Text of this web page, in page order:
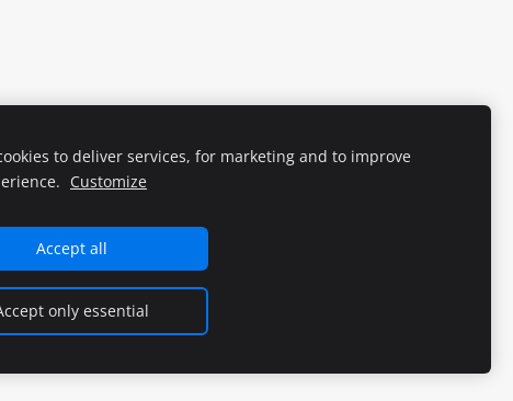
to deliver services, for marketing and to improve
Customize
Accept all
only essential